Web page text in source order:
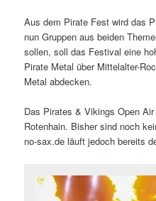
Aus dem Pirate Fest wird das
nun Gruppen aus beiden
sollen, soll das Festival eine
Pirate Metal über Mittelalter-
Metal abdecken.
Das Pirates & Vikings Open
Rotenhain. Bisher sind noch
no-sax.de läuft jedoch bereits